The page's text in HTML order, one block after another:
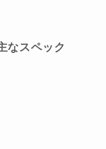
なスペック